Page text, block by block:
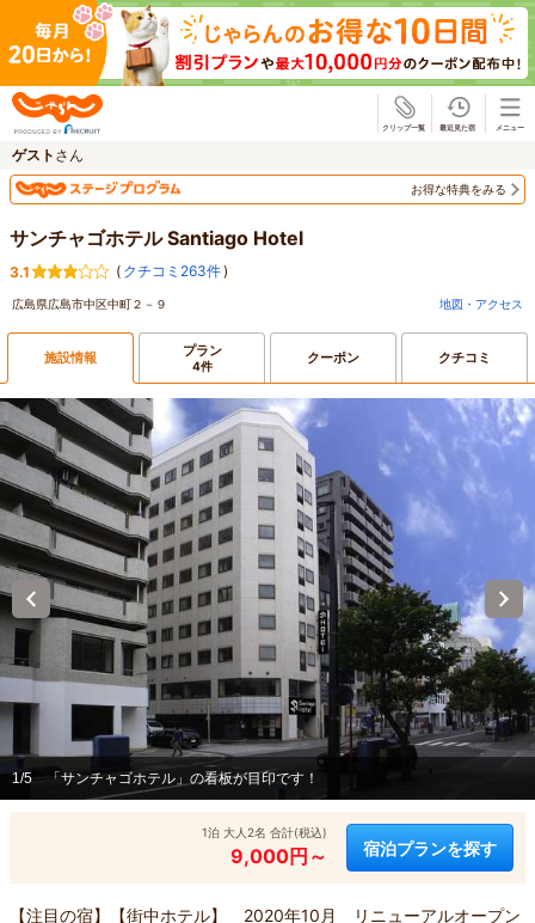
ゲスト さん
お得な特典をみる
サンチャゴホテル Santiago Hotel
3.1 ( クチコミ263件)
広島県広島市中区中町２－９ 地図・アクセス
施設情報 プラン
4件 クーポン クチコミ
1/5 「サンチャゴホテル」の看板が目印です！
1泊 大人2名 合計(税込)
9,000円～ 宿泊プランを探す
【注目の宿】【街中ホテル】 2020年10月 リニューアルオープン